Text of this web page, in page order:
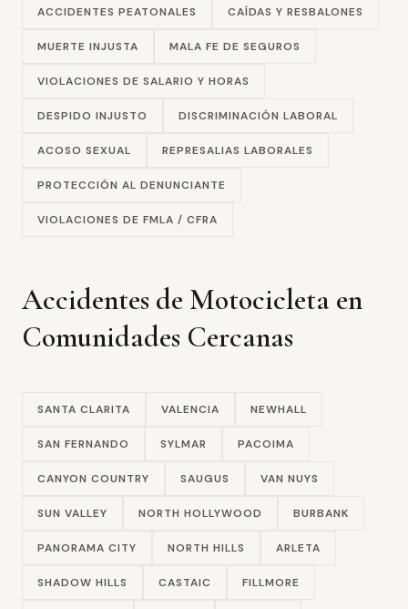
ACCIDENTES PEATONALES CAÍDAS Y RESBALONES
MUERTE INJUSTA MALA FE DE SEGUROS
VIOLACIONES DE SALARIO Y HORAS
DESPIDO INJUSTO DISCRIMINACIÓN LABORAL
ACOSO SEXUAL REPRESALIAS LABORALES
PROTECCIÓN AL DENUNCIANTE
VIOLACIONES DE FMLA / CFRA
Accidentes de Motocicleta en
Comunidades Cercanas
SANTA CLARITA VALENCIA NEWHALL
SAN FERNANDO SYLMAR PACOIMA
CANYON COUNTRY SAUGUS VAN NUYS
SUN VALLEY NORTH HOLLYWOOD BURBANK
PANORAMA CITY NORTH HILLS ARLETA
SHADOW HILLS CASTAIC FILLMORE